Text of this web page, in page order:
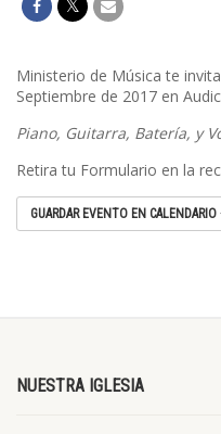
Ministerio de Música te
Septiembre de 2017 en
Piano, Guitarra, Batería, y
Retira tu Formulario en la
GUARDAR EVENTO EN CALENDARIO
NUESTRA IGLESIA